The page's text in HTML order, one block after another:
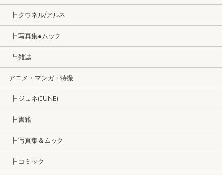
┣ クウネル/アルネ
┣ 写真集●ムック
┗ 雑誌
アニメ・マンガ・特撮
┣ ジュネ(JUNE)
┣ 書籍
┣ 写真集＆ムック
┣ コミック